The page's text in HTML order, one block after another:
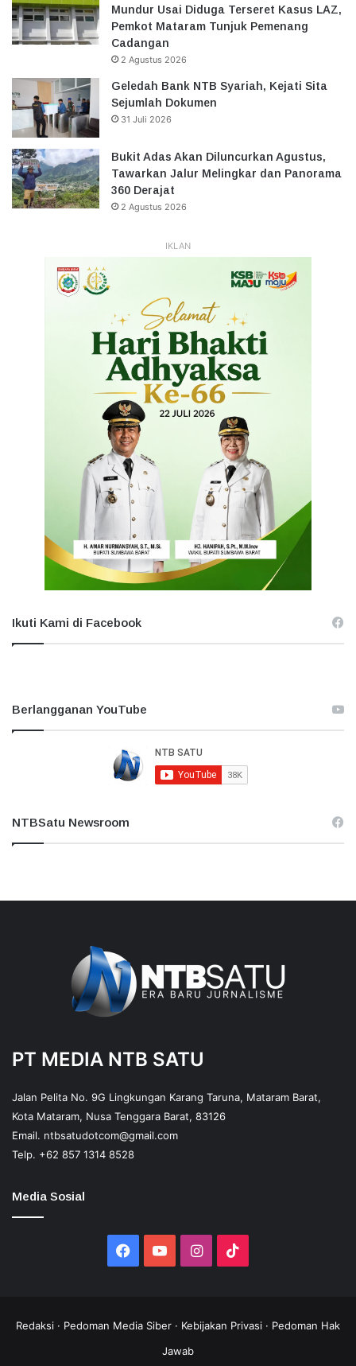
Mundur Usai Diduga Terseret Kasus LAZ,
Pemkot Mataram Tunjuk Pemenang
Cadangan
2 Agustus 2026
Geledah Bank NTB Syariah, Kejati Sita
Sejumlah Dokumen
31 Juli 2026
Bukit Adas Akan Diluncurkan Agustus,
Tawarkan Jalur Melingkar dan Panorama
360 Derajat
2 Agustus 2026
IKLAN
Ikuti Kami di Facebook
Berlangganan YouTube
NTBSatu Newsroom
PT MEDIA NTB SATU
Jalan Pelita No. 9G Lingkungan Karang Taruna, Mataram Barat,
Kota Mataram, Nusa Tenggara Barat, 83126
Email. ntbsatudotcom@gmail.com
Telp. +62 857 1314 8528
Media Sosial
Facebook
YouTubeInstagram
Redaksi · Pedoman Media Siber · Kebijakan Privasi · Pedoman Hak
Jawab